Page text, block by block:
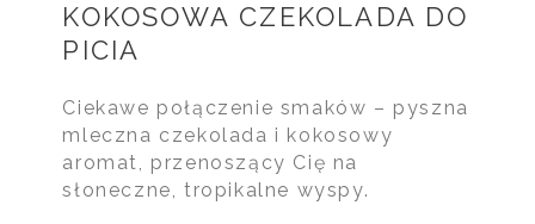
KOKOSOWA CZEKOLADA DO
PICIA
Ciekawe połączenie smaków – pyszna
mleczna czekolada i kokosowy
aromat, przenoszący Cię na
słoneczne, tropikalne wyspy.